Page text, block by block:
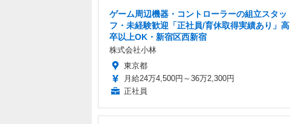
ゲーム周辺機器・コントローラーの組立スタッ
フ・未経験歓迎「正社員/育休取得実績あり」高
卒以上OK・新宿区西新宿
株式会社小林
東京都
月給24万4,500円～36万2,300円
正社員